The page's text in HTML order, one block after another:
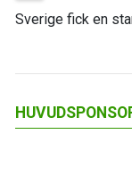
Sverige fick en